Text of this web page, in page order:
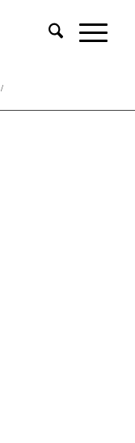
/